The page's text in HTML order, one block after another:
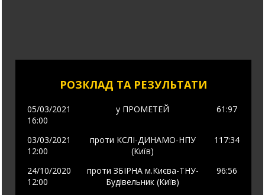
РОЗКЛАД ТА РЕЗУЛЬТАТИ
05/03/2021
16:00
у ПРОМЕТЕЙ 61:97
03/03/2021
12:00
проти КСЛІ-ДИНАМО-НПУ
(Київ)
117:34
24/10/2020
12:00
проти ЗБІРНА м.Києва-ТНУ-
Будівельник (Київ)
96:56